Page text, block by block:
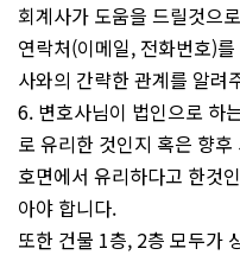
회계사가 도움을 드릴것으
연락처(이메일, 전화번호)
사와의 간략한 관계를 알려
6. 변호사님이 법인으로 하
로 유리한 것인지 혹은 향
호면에서 유리하다고 한것
아야 합니다.
또한 건물 1층, 2층 모두가